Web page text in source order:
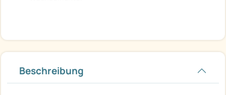
Beschreibung